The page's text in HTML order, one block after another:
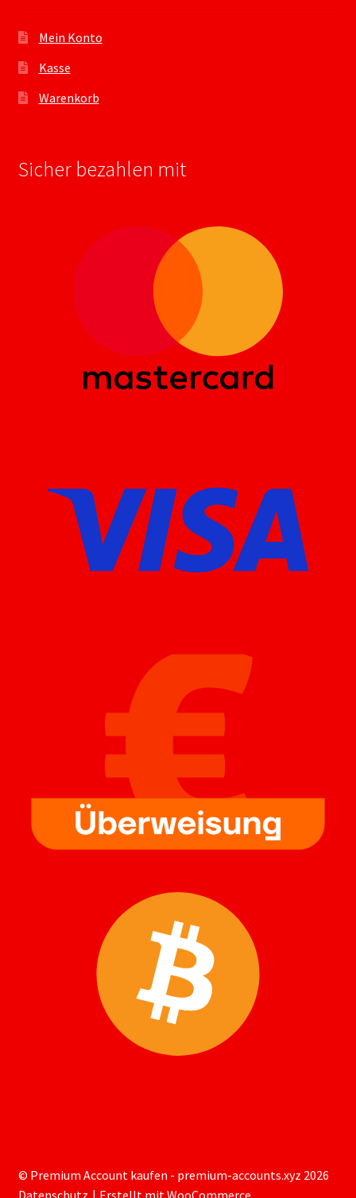
Mein Konto
Kasse
Warenkorb
Sicher bezahlen mit
© Premium Account kaufen - premium-accounts.xyz 2026
Datenschutz
Erstellt mit WooCommerce